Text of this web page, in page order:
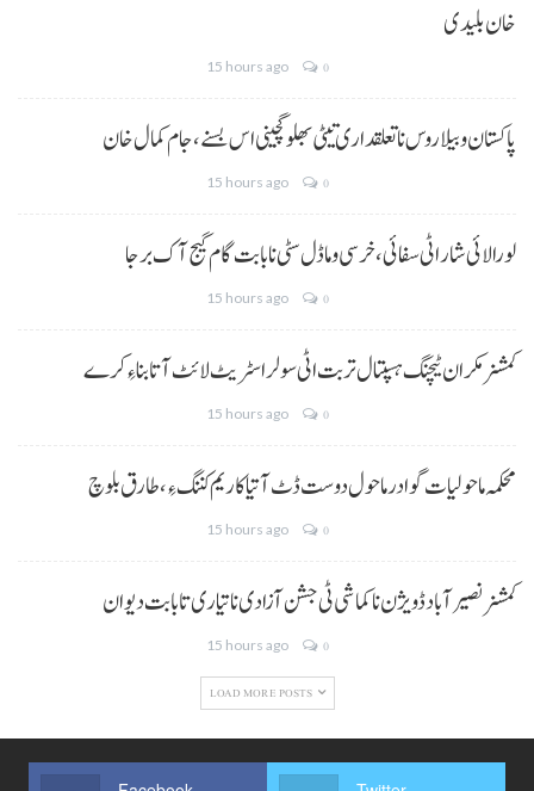
خان بلیدی
15 hours ago 0
پاکستان و بیلاروس نا تعلقداری تیٹی بھلو گچینی اس بسنے، جام کمال خان
15 hours ago 0
لورالائی شار اٹی سفائی، خرسی و ماڈل سٹی نا بابت گام گیج آک برجا
15 hours ago 0
کمشنر مکران ٹیچنگ ہسپتال تربت اٹی سولر اسٹریٹ لائٹ آتا بناءِ کرے
15 hours ago 0
محکمہ ماحولیات گوادر ماحول دوست ڈٹ آتیا کاریم کننگ ءِ، طارق بلوچ
15 hours ago 0
کمشنر نصیر آباد ڈویژن نا کماشی ٹی جشن آزادی نا تیاری تا بابت دیوان
15 hours ago 0
LOAD MORE POSTS